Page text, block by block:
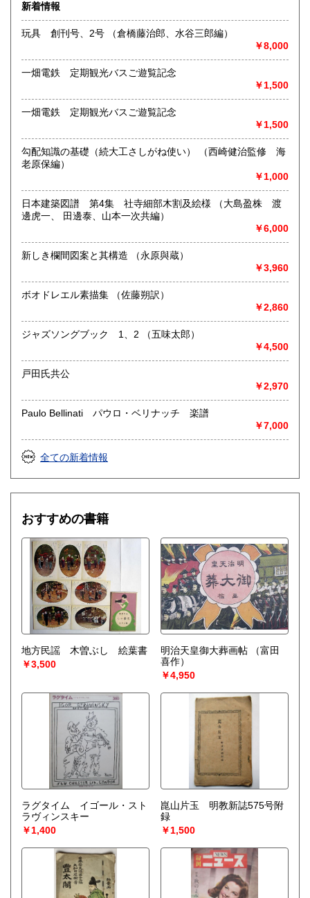
最寄駅：名古屋市営地下鉄鶴舞線
営業時間：12:00～18:00
定休日：火曜日定休(仕入れのため不定休となる場合がござい
書籍の買取について
美術関係、建築関係資料等扱っております。
また、江戸期からの古地図、刷り物など、視覚的に当時の様
店頭へのお持ち込み、宅配便でのご送付のいずれも承りま
す。
どうぞお気軽にご相談ください。
取り扱い分野
歴史、社会科学、自然科学、美術工芸、国語国文、古典籍、
近代文献、趣味、サブカルチャー、古書一般（その他）
新着情報
玩具 創刊号、2号 （倉橋藤治郎、水谷三郎編）
￥8,000
一畑電鉄 定期観光バスご遊覧記念
￥1,500
一畑電鉄 定期観光バスご遊覧記念
￥1,500
勾配知識の基礎（続大工さしがね使い） （西崎健治監修 海
老原保編）
￥1,000
日本建築図譜 第4集 社寺細部木割及絵様 （大島盈株 渡
邊虎一、 田邊泰、山本一次共編）
￥6,000
新しき欄間図案と其構造 （永原與蔵）
￥3,960
ボオドレエル素描集 （佐藤朔訳）
￥2,860
ジャズソングブック 1、2 （五味太郎）
￥4,500
戸田氏共公
￥2,970
Paulo Bellinati パウロ・ベリナッチ 楽譜
￥7,000
全ての新着情報
おすすめの書籍
地方民謡 木曽ぶし 絵葉書
￥3,500
明治天皇御大葬画帖
（富田
喜作）
￥4,950
ラグタイム イゴール・スト
ラヴィンスキー
￥1,400
崑山片玉 明教新誌575号附
録
￥1,500